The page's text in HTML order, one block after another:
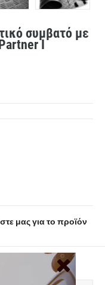
συμβατό με
I
μας για το προϊόν